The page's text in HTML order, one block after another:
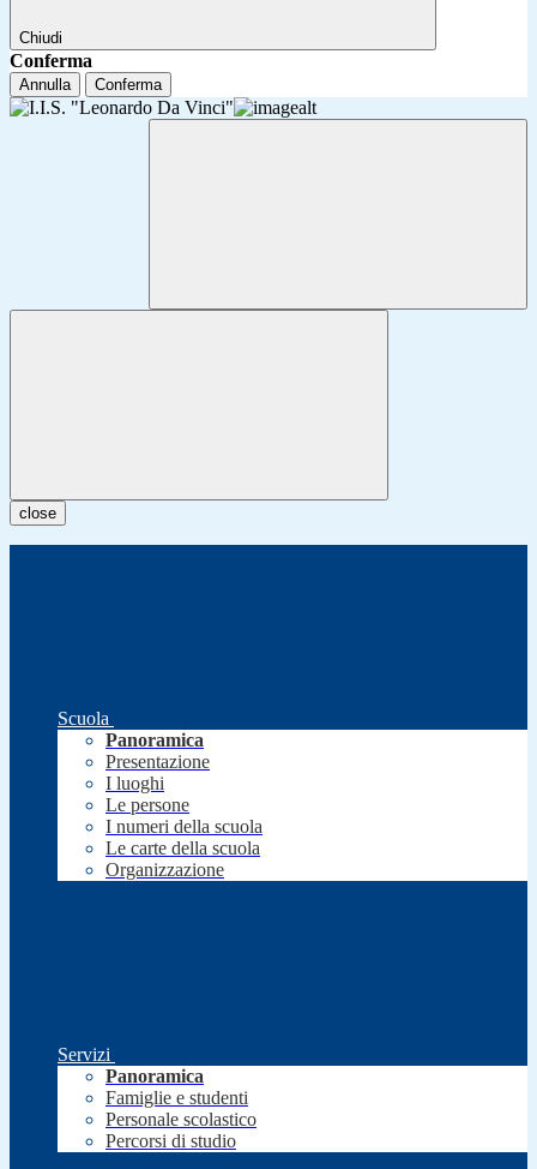
Chiudi
Conferma
Annulla Conferma
close
Scuola
Panoramica
Presentazione
I luoghi
Le persone
I numeri della scuola
Le carte della scuola
Organizzazione
Servizi
Panoramica
Famiglie e studenti
Personale scolastico
Percorsi di studio